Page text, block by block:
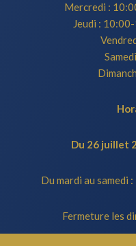
Mercredi :
Jeudi :
Du 26 juillet
Du mardi au
Fermeture les